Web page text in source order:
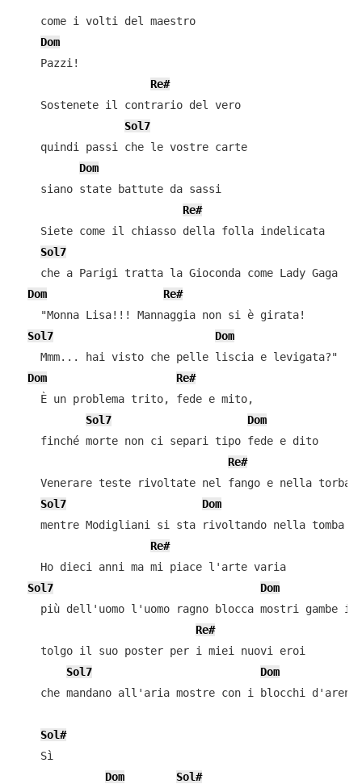
    come i volti del maestro
Dom
    Pazzi!
Re#
    Sostenete il contrario del vero
Sol7
    quindi passi che le vostre carte
Dom
    siano state battute da sassi
Re#
    Siete come il chiasso della folla indelicata
Sol7
    che a Parigi tratta la Gioconda come Lady Gaga
Dom
Re#
    "Monna Lisa!!! Mannaggia non si è girata!
Sol7
Dom
    Mmm... hai visto che pelle liscia e levigata?"
Dom
Re#
    È un problema trito, fede e mito,
Sol7
Dom
    finché morte non ci separi tipo fede e dito
Re#
    Venerare teste rivoltate nel fango e nella torba
Sol7
Dom
    mentre Modigliani si sta rivoltando nella tomba
Re#
    Ho dieci anni ma mi piace l'arte varia
Sol7
Dom
più dell'uomo l'uomo ragno blocca mostri gambe in
Re#
    tolgo il suo poster per i miei nuovi eroi
Sol7
Dom
che mandano all'aria mostre con i blocchi
Sol#
    Sì
Dom
Sol#